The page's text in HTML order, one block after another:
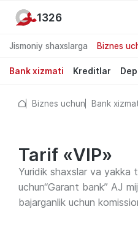
Jismoniy shaxslarga Biznes
Bank xizmati Kreditlar
1326
Biznes uchun Bank
Tarif «VIP»
Yuridik shaxslar va
uchun“Garant bank” AJ
bajarganlik uchun